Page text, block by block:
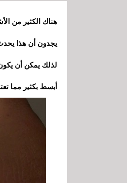
هناك الكثير من
يجدون أن هذا
لذلك يمكن أن
أبسط بكثير مما